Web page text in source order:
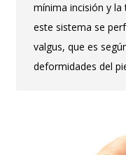
mínima incisión y la
este sistema se
valgus, que es
deformidades del